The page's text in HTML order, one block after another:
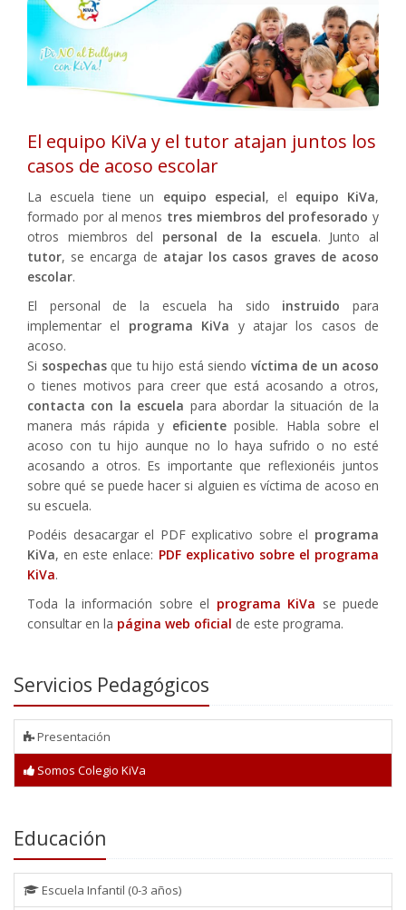
El equipo KiVa y el tutor atajan juntos los
casos de acoso escolar
La escuela tiene un equipo especial, el equipo KiVa,
formado por al menos tres miembros del profesorado y
otros miembros del personal de la escuela. Junto al
tutor, se encarga de atajar los casos graves de acoso
escolar.
El personal de la escuela ha sido instruido para
implementar el programa KiVa y atajar los casos de
acoso.
Si sospechasque tu hijo está siendo víctima de un acoso
o tienes motivos para creer que está acosando a otros,
contacta con la escuela para abordar la situación de la
manera más rápida y eficienteposible. Habla sobre el
acoso con tu hijo aunque no lo haya sufrido o no esté
acosando a otros. Es importante que reflexionéis juntos
sobre qué se puede hacer si alguien es víctima de acoso en
su escuela.
Podéis desacargar el PDF explicativo sobre el programa
KiVa, en este enlace: PDF explicativo sobre el programa
KiVa.
Toda la información sobre el programa KiVa se puede
consultar en la página web oficial de este programa.
Servicios Pedagógicos
Presentación
Somos Colegio KiVa
Educación
Escuela Infantil (0-3 años)